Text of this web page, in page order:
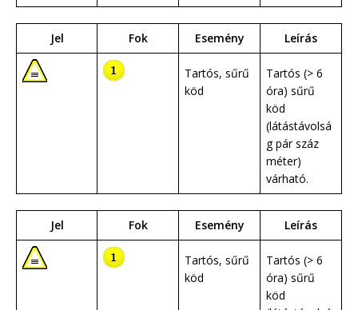
Jel Fok Esemény Leírás
Tartós, sűrű
köd
Tartós (> 6
óra) sűrű
köd
(látástávolsá
g pár száz
méter)
várható.
Jel Fok Esemény Leírás
Tartós, sűrű
köd
Tartós (> 6
óra) sűrű
köd